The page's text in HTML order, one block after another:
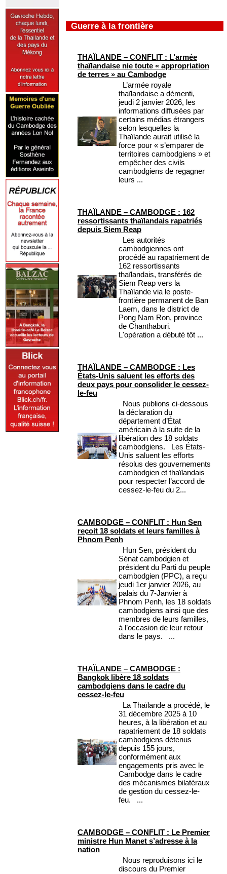
Guerre à la frontière
THAÏLANDE – CONFLIT : L’armée
thaïlandaise nie toute « appropriation
de terres » au Cambodge
L’armée royale
thaïlandaise a démenti,
jeudi 2 janvier 2026, les
informations diffusées par
certains médias étrangers
selon lesquelles la
Thaïlande aurait utilisé la
force pour « s’emparer de
territoires cambodgiens » et
empêcher des civils
cambodgiens de regagner
leurs ...
THAÏLANDE – CAMBODGE : 162
ressortissants thaïlandais rapatriés
depuis Siem Reap
Les autorités
cambodgiennes ont
procédé au rapatriement de
162 ressortissants
thaïlandais, transférés de
Siem Reap vers la
Thaïlande via le poste-
frontière permanent de Ban
Laem, dans le district de
Pong Nam Ron, province
de Chanthaburi.
L'opération a débuté tôt ...
THAÏLANDE – CAMBODGE : Les
États-Unis saluent les efforts des
deux pays pour consolider le cessez-
le-feu
Nous publions ci-dessous
la déclaration du
département d’État
américain à la suite de la
libération des 18 soldats
cambodgiens. Les États-
Unis saluent les efforts
résolus des gouvernements
cambodgien et thaïlandais
pour respecter l’accord de
cessez-le-feu du 2...
CAMBODGE – CONFLIT : Hun Sen
reçoit 18 soldats et leurs familles à
Phnom Penh
Hun Sen, président du
Sénat cambodgien et
président du Parti du peuple
cambodgien (PPC), a reçu
jeudi 1er janvier 2026, au
palais du 7-Janvier à
Phnom Penh, les 18 soldats
cambodgiens ainsi que des
membres de leurs familles,
à l’occasion de leur retour
dans le pays. ...
THAÏLANDE – CAMBODGE :
Bangkok libère 18 soldats
cambodgiens dans le cadre du
cessez-le-feu
La Thaïlande a procédé, le
31 décembre 2025 à 10
heures, à la libération et au
rapatriement de 18 soldats
cambodgiens détenus
depuis 155 jours,
conformément aux
engagements pris avec le
Cambodge dans le cadre
des mécanismes bilatéraux
de gestion du cessez-le-
feu. ...
CAMBODGE – CONFLIT : Le Premier
ministre Hun Manet s’adresse à la
nation
Nous reproduisons ici le
discours du Premier